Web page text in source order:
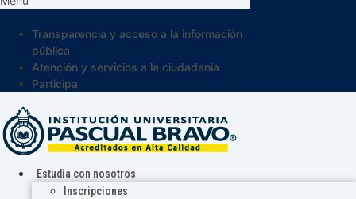
Transparencia y acceso a la información
pública
Atención y servicios a la ciudadanía
Participa
Estudia con nosotros
Inscripciones